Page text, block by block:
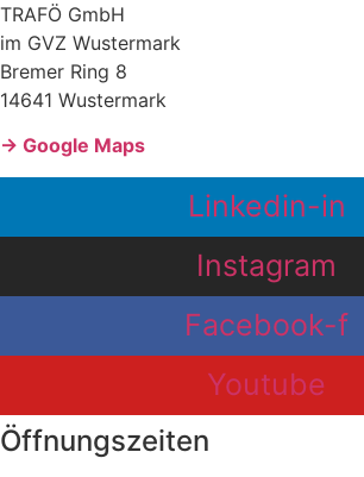
TRAFÖ GmbH
im GVZ Wustermark
Bremer Ring 8
14641 Wustermark
→ Google Maps
Linkedin-in
Instagram
Facebook-f
Youtube
Öffnungszeiten